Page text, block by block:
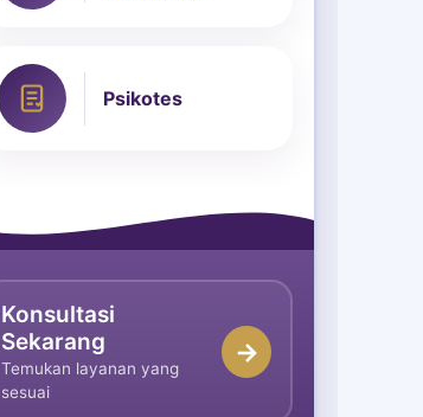
Psikotes
Konsultasi
Sekarang
Temukan layanan yang
sesuai
→